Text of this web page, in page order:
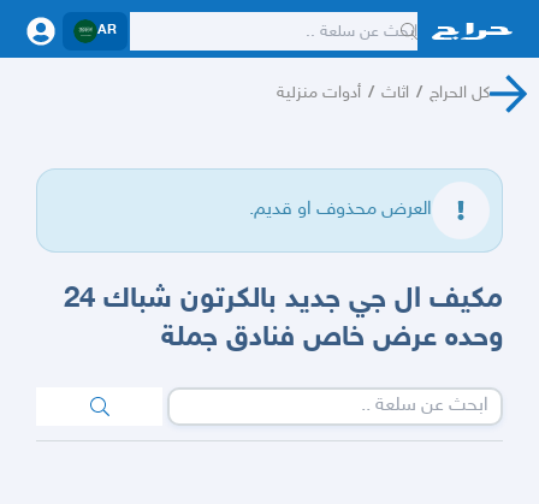
AR
كل الحراج / اثاث / أدوات منزلية
العرض محذوف او قديم.
مكيف ال جي جديد بالكرتون شباك 24
وحده عرض خاص فنادق جملة